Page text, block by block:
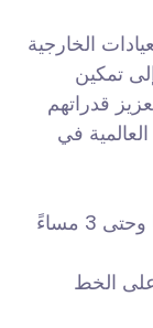
الخارجية
تمكين
قدراتهم
في
مواعيد العمل: يوميًّا من الساعة 9 صباحًا وحتى 3 مساءً
الخط